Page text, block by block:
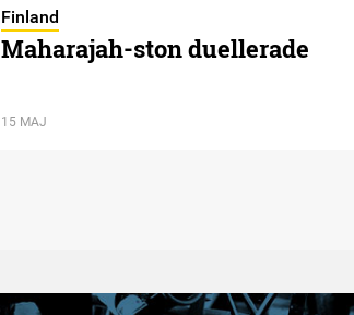
Finland
Maharajah-ston duellerade
15 MAJ